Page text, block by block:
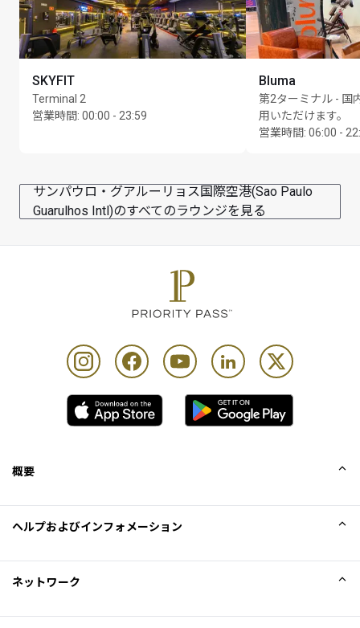
カード保持者1名様につき最大Unlimited名様まで
SKYFIT
Terminal 2
営業時間: 00:00 - 23:59
Bluma
第2ターミナル - 国
用いただけます。
営業時間: 06:00 -
サンパウロ・グアルーリョス国際空港(Sao Paulo
Guarulhos Intl)のすべてのラウンジを見る
概要
Excellence Awards
ヘルプおよびインフォメーション
ネットワーク